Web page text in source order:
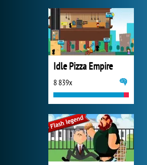
Idle Pizza Empire
8 839x